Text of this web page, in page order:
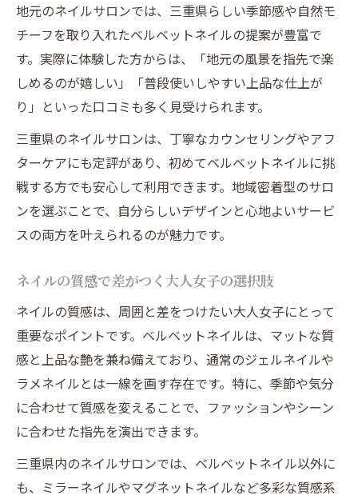
地元のネイルサロンでは、三重県らしい季節感や自然モ
チーフを取り入れたベルベットネイルの提案が豊富で
す。実際に体験した方からは、「地元の風景を指先で楽
しめるのが嬉しい」「普段使いしやすい上品な仕上が
り」といった口コミも多く見受けられます。
三重県のネイルサロンは、丁寧なカウンセリングやアフ
ターケアにも定評があり、初めてベルベットネイルに挑
戦する方でも安心して利用できます。地域密着型のサロ
ンを選ぶことで、自分らしいデザインと心地よいサービ
スの両方を叶えられるのが魅力です。
ネイルの質感で差がつく大人女子の選択肢
ネイルの質感は、周囲と差をつけたい大人女子にとって
重要なポイントです。ベルベットネイルは、マットな質
感と上品な艶を兼ね備えており、通常のジェルネイルや
ラメネイルとは一線を画す存在です。特に、季節や気分
に合わせて質感を変えることで、ファッションやシーン
に合わせた指先を演出できます。
三重県内のネイルサロンでは、ベルベットネイル以外に
も、ミラーネイルやマグネットネイルなど多彩な質感系